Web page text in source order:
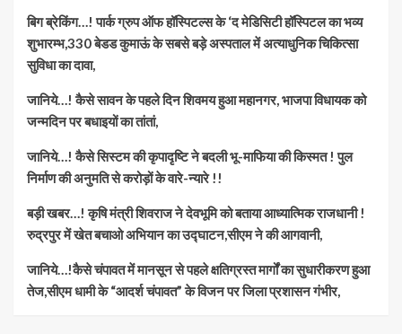
बिग ब्रेकिंग…! पार्क ग्रुप ऑफ हॉस्पिटल्स के ‘द मेडिसिटी हॉस्पिटल का भव्य
शुभारम्भ,330 बेडड कुमाऊं के सबसे बड़े अस्पताल में अत्याधुनिक चिकित्सा
सुविधा का दावा,
जानिये…! कैसे सावन के पहले दिन शिवमय हुआ महानगर, भाजपा विधायक को
जन्मदिन पर बधाइयों का तांतां,
जानिये…! कैसे सिस्टम की कृपादृष्टि ने बदली भू-माफिया की किस्मत ! पुल
निर्माण की अनुमति से करोड़ों के वारे-न्यारे !!
बड़ी खबर…! कृषि मंत्री शिवराज ने देवभूमि को बताया आध्यात्मिक राजधानी !
रुद्रपुर में खेत बचाओ अभियान का उद्घाटन,सीएम ने की आगवानी,
जानिये…!कैसे चंपावत में मानसून से पहले क्षतिग्रस्त मार्गों का सुधारीकरण हुआ
तेज,सीएम धामी के “आदर्श चंपावत” के विजन पर जिला प्रशासन गंभीर,